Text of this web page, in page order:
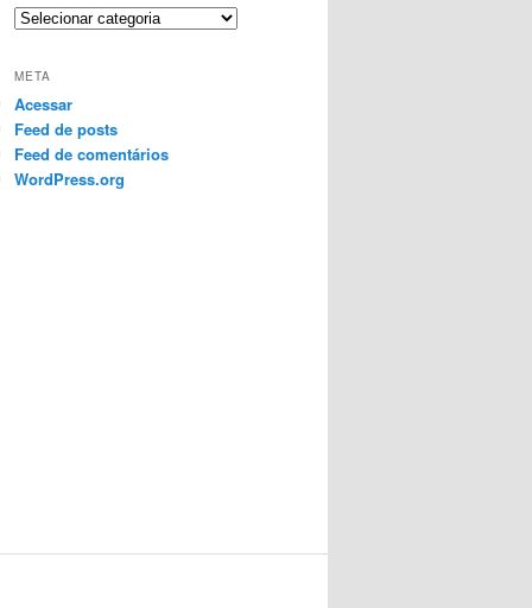
Categorias
META
Acessar
Feed de posts
Feed de comentários
WordPress.org